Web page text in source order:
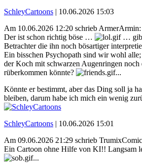
SchleyCartoons | 10.06.2026 15:03
Am 10.06.2026 12:20 schrieb ArmerArmin:
Der ist schon richtig böse …
… gibt
Betrachter die ihn noch bösartiger
Ein bisschen Psychopath sind wir wohl
der Koch mit schwarzen Augenringen noch
rüberkommen könnte?
...
Könnte er bestimmt, aber das Ding soll ja
bleiben, darum habe ich mich ein wenig
SchleyCartoons | 10.06.2026 15:01
Am 09.06.2026 21:29 schrieb
Ein Cartoon ohne Hilfe von KI!! Langsam
...